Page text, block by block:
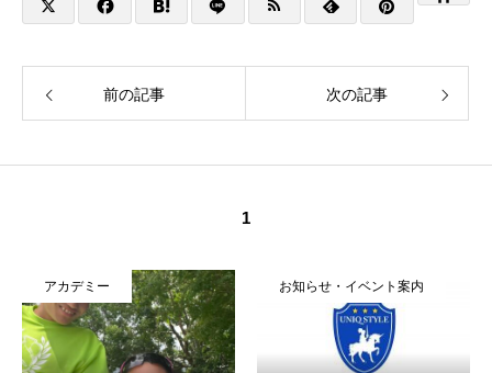
前の記事 次の記事
1
アカデミー お知らせ・イベント案内